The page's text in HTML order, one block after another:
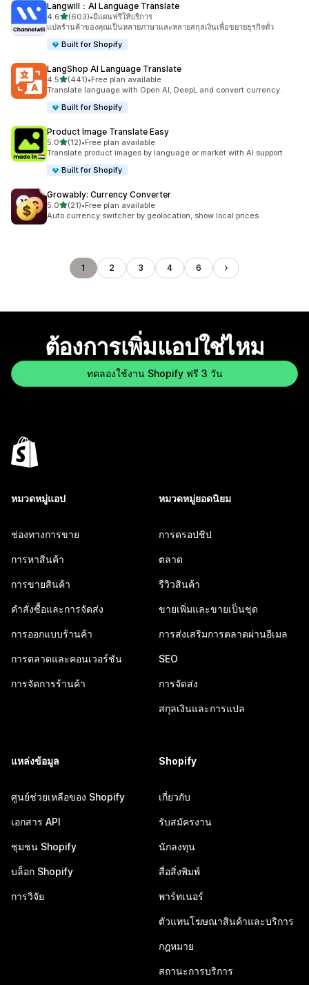
Langwill：AI Language Translate
4.6เต็ม 5 ดาว
(603)
ทั้งหมด 603 รีวิว
•มีแผนฟรีให้บริการ
แปลร้านค้าของคุณเป็นหลายภาษาและหลายสกุลเงินเพื่อขยายธุรกิจทั่ว
Built for Shopify
LangShop AI Language Translate
4.5เต็ม 5 ดาว
(441)
ทั้งหมด 441 รีวิว
•Free plan available
Translate language with Open AI, DeepL and convert currency.
Built for Shopify
Product Image Translate Easy
5.0เต็ม 5 ดาว
(12)
ทั้งหมด 12 รีวิว
•Free plan available
Translate product images by language or market with AI support
Built for Shopify
Growably: Currency Converter
5.0เต็ม 5 ดาว
(21)
ทั้งหมด 21 รีวิว
•Free plan available
Auto currency switcher by geolocation, show local prices
1 2 3 4 6
ต้องการเพิ่มแอปใช่ไหม
ทดลองใช้งาน Shopify ฟรี 3 วัน
หมวดหมู่แอป
ช่องทางการขาย
การหาสินค้า
การขายสินค้า
คำสั่งซื้อและการจัดส่ง
การออกแบบร้านค้า
การตลาดและคอนเวอร์ชัน
การจัดการร้านค้า
หมวดหมู่ยอดนิยม
การดรอปชิป
ตลาด
รีวิวสินค้า
ขายเพิ่มและขายเป็นชุด
การส่งเสริมการตลาดผ่านอีเมล
SEO
การจัดส่ง
สกุลเงินและการแปล
แหล่งข้อมูล
ศูนย์ช่วยเหลือของ Shopify
เอกสาร API
ชุมชน Shopify
บล็อก Shopify
การวิจัย
Shopify
เกี่ยวกับ
รับสมัครงาน
นักลงทุน
สื่อสิ่งพิมพ์
พาร์ทเนอร์
ตัวแทนโฆษณาสินค้าและบริการ
กฎหมาย
สถานะการบริการ